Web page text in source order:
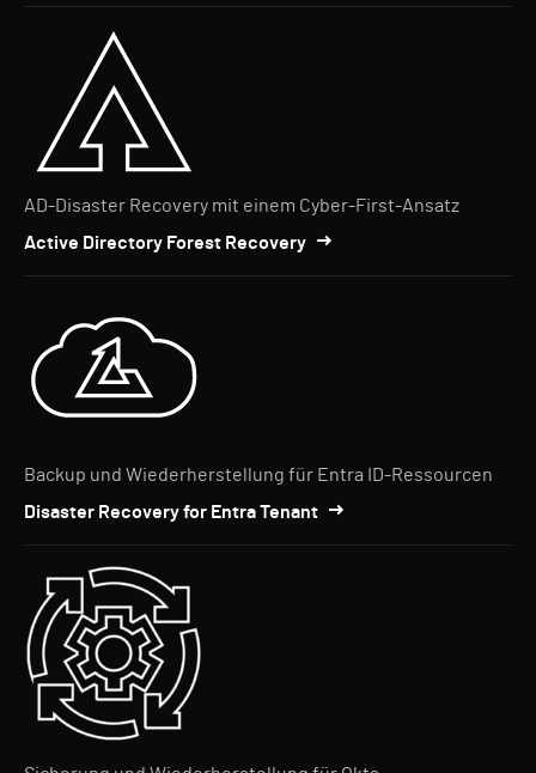
AD-Disaster Recovery mit einem Cyber-First-Ansatz
Active Directory Forest Recovery
Backup und Wiederherstellung für Entra ID-Ressourcen
Disaster Recovery for Entra Tenant